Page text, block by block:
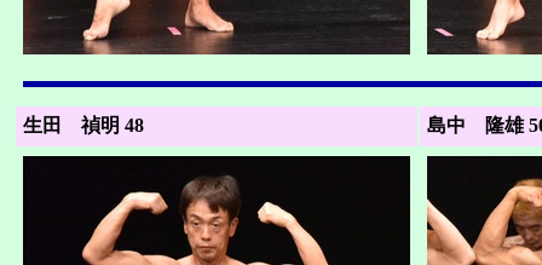
生田 禎明 48 島中 隆雄